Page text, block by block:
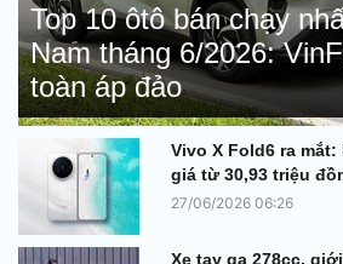
Top 10 ôtô bán chạy
Nam tháng 6/2026:
toàn áp đảo
Vivo X Fold6 ra
giá từ 30,93 triệu
27/06/2026 06:26
Xe tay ga 278cc,